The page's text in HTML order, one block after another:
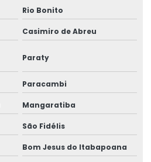
swf
rolante multimarcas
Conforme Abnt
blindado
Com Segurança
rolantes
ponte rolante
Rio Bonito
Casimiro de Abreu
Paraty
Paracambi
Mangaratiba
São Fidélis
Bom Jesus do Itabapoana